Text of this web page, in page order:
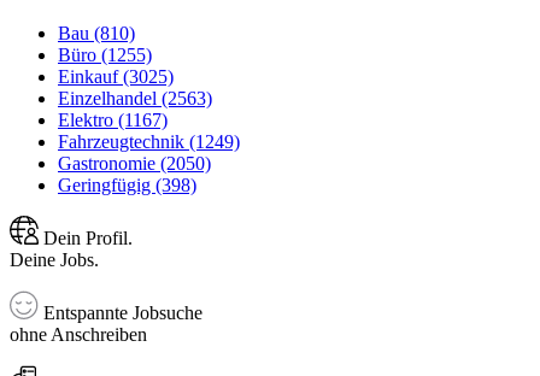
Bau (810)
Büro (1255)
Einkauf (3025)
Einzelhandel (2563)
Elektro (1167)
Fahrzeugtechnik (1249)
Gastronomie (2050)
Geringfügig (398)
Dein Profil.
Deine Jobs.
Entspannte Jobsuche
ohne Anschreiben